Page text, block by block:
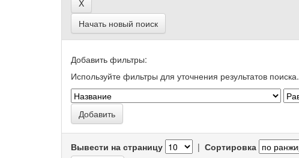
Начать новый поиск
Добавить фильтры:
Используйте фильтры для уточнения результатов поиска.
Вывести на страницу | Сортировка